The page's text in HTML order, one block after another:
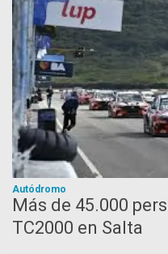
Autódromo
Más de 45.000
TC2000 en Salta